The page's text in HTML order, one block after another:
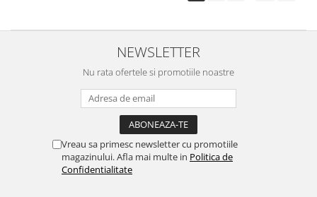
NEWSLETTER
Nu rata ofertele si promotiile noastre
Vreau sa primesc newsletter cu promotiile
magazinului. Afla mai multe in Politica de
Confidentialitate